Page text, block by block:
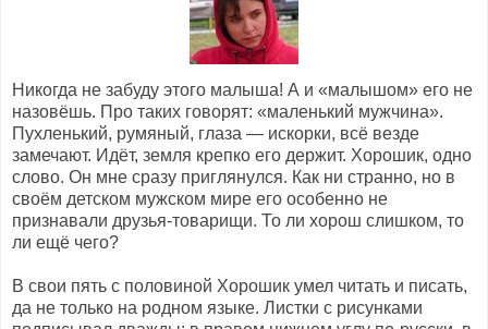
Никогда не забуду этого малыша! А и «малышом» его не
назовёшь. Про таких говорят: «маленький мужчина».
Пухленький, румяный, глаза — искорки, всё везде
замечают. Идёт, земля крепко его держит. Хорошик, одно
слово. Он мне сразу приглянулся. Как ни странно, но в
своём детском мужском мире его особенно не
признавали друзья-товарищи. То ли хорош слишком, то
ли ещё чего?
В свои пять с половиной Хорошик умел читать и писать,
да не только на родном языке. Листки с рисунками